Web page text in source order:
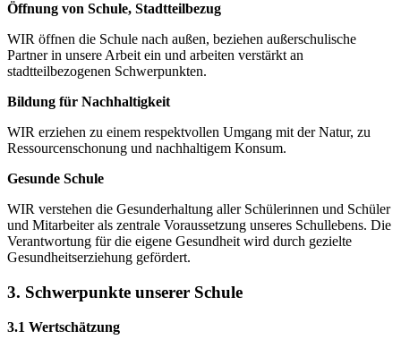
Öffnung von Schule, Stadtteilbezug
WIR öffnen die Schule nach außen, beziehen außerschulische
Partner in unsere Arbeit ein und arbeiten verstärkt an
stadtteilbezogenen Schwerpunkten.
Bildung für Nachhaltigkeit
WIR erziehen zu einem respektvollen Umgang mit der Natur, zu
Ressourcenschonung und nachhaltigem Konsum.
Gesunde Schule
WIR verstehen die Gesunderhaltung aller Schülerinnen und Schüler
und Mitarbeiter als zentrale Voraussetzung unseres Schullebens. Die
Verantwortung für die eigene Gesundheit wird durch gezielte
Gesundheitserziehung gefördert.
3. Schwerpunkte unserer Schule
3.1 Wertschätzung